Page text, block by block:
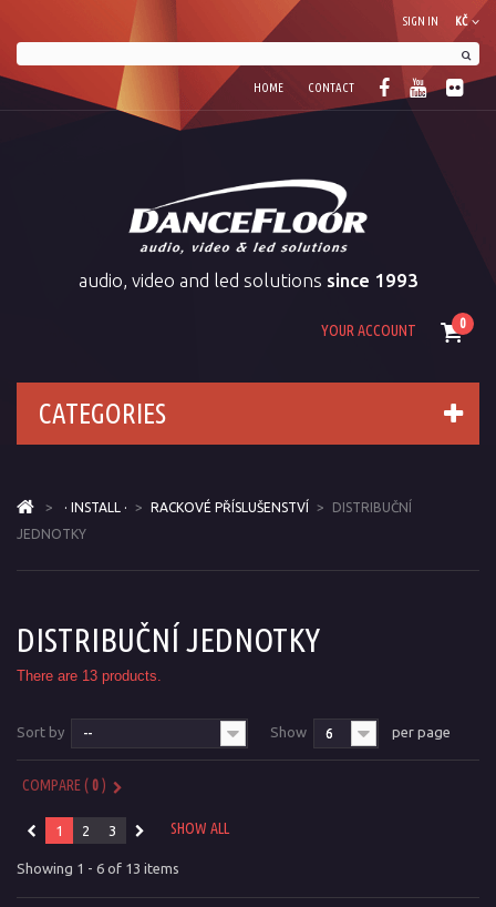
KČ
SIGN IN
HOME CONTACT
audio, video and led solutions since 1993
0
YOUR ACCOUNT
CATEGORIES
> · INSTALL · > RACKOVÉ PŘÍSLUŠENSTVÍ >
DISTRIBUČNÍ
JEDNOTKY
DISTRIBUČNÍ JEDNOTKY
There are 13 products.
Sort by -- Show 6 per page
COMPARE (0)
SHOW ALL
1 2 3
Showing 1 - 6 of 13 items